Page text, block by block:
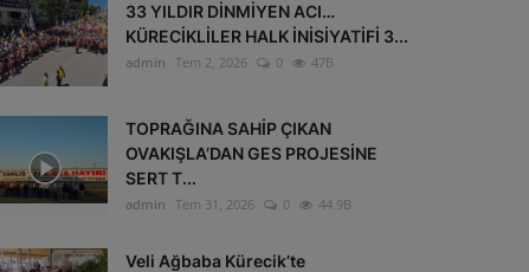
33 YILDIR DİNMİYEN ACI…
KÜRECİKLİLER HALK İNİSİYATİFİ 3...
admin Tem 2, 2026 0 47B
TOPRAĞINA SAHİP ÇIKAN
OVAKIŞLA’DAN GES PROJESİNE
SERT T...
admin Tem 31, 2026 0 44.9B
Veli Ağbaba Kürecik’te